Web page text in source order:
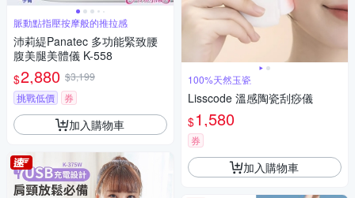
脈動點指壓按摩般的推拉感
沛莉緹Panatec 多功能緊致腰
腹美腿美體儀 K-558
$2,880 $3,199
挑戰低價
券
加入購物車
100%天然玉瓷
Lisscode 溫感陶瓷刮痧儀
$1,580
券
加入購物車